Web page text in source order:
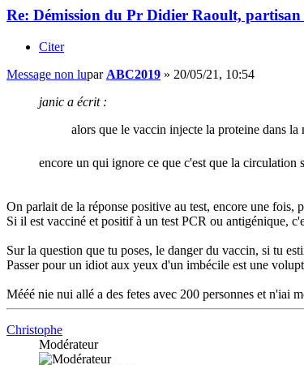
Re: Démission du Pr Didier Raoult,
Citer
Message non lupar ABC2019 » 20/05/21, 10:54
janic a écrit :
alors que le vaccin injecte la proteine dans la
encore un qui ignore ce que c'est que la circulation
On parlait de la réponse positive au test, encore une
Si il est vacciné et positif à un test PCR ou antigénique,
Sur la question que tu poses, le danger du vaccin, si tu
Passer pour un idiot aux yeux d'un imbécile est une
Mééé nie nui allé a des fetes avec 200 personnes et n'iai
Christophe
Modérateur